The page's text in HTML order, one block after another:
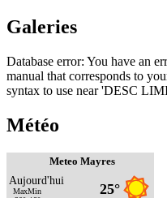
Galeries
Database error: You have an
manual that corresponds to
syntax to use near 'DESC
Météo
Meteo Mayres